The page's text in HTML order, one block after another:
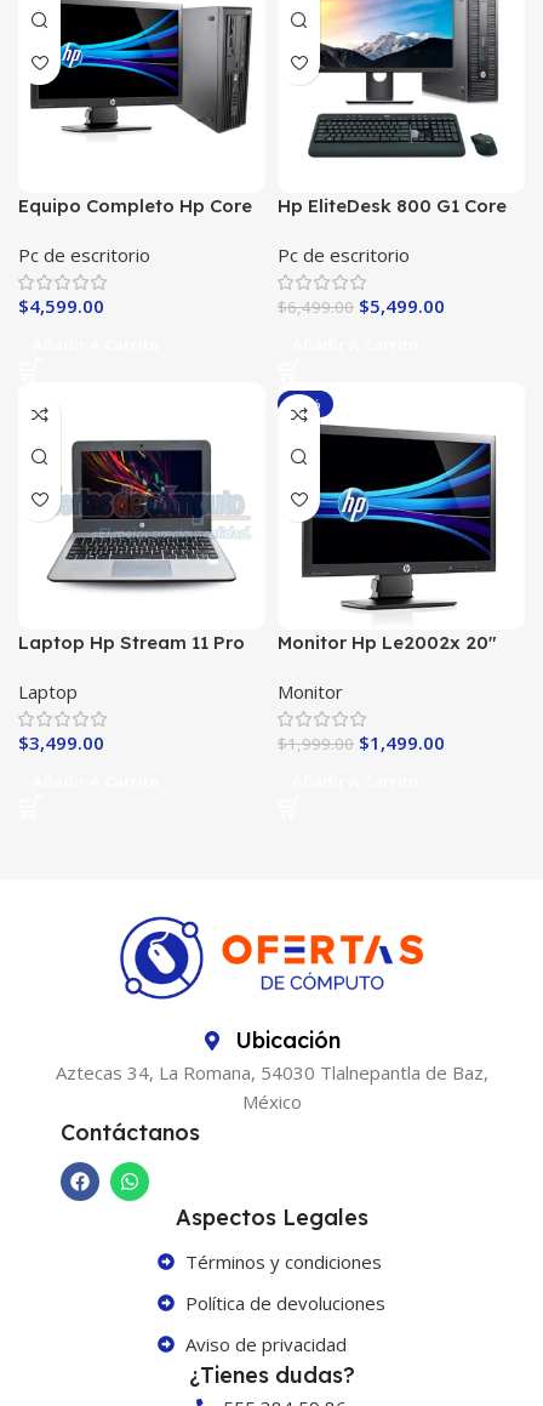
Equipo Completo Hp Core
Pc de escritorio
$4,599.00
Hp EliteDesk 800 G1 Core
480SSD Monitor de 22
Pulgadas
Pc de escritorio
$6,499.00 $5,499.00
Laptop Hp Stream 11 Pro
Laptop
$3,499.00
-25%
Monitor Hp Le2002x 20″
Delgado
Monitor
$1,999.00 $1,499.00
Ubicación
Aztecas 34, La Romana, 54030 Tlalnepantla de Baz,
México
Contáctanos
Aspectos Legales
Términos y condiciones
Política de devoluciones
Aviso de privacidad
¿Tienes dudas?